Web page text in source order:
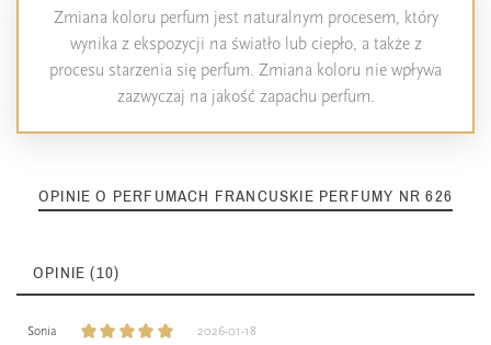
Zmiana koloru perfum jest naturalnym procesem, który
wynika z ekspozycji na światło lub ciepło, a także z
procesu starzenia się perfum. Zmiana koloru nie wpływa
zazwyczaj na jakość zapachu perfum.
OPINIE O PERFUMACH FRANCUSKIE PERFUMY NR 626
OPINIE (10)
Sonia 2026-01-18